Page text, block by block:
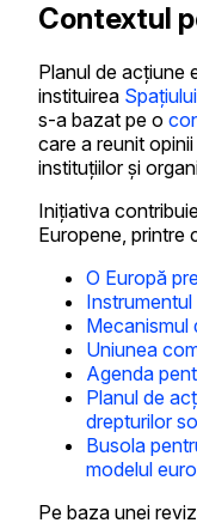
Contextul
Planul de acțiune
instituirea
s-a bazat pe o
care a reunit
instituțiilor și
Inițiativa
Europene, printre
O Europă
Mecanismul
Uniunea
Agenda
Planul de
drepturilor
Busola
modelul
Pe baza unei